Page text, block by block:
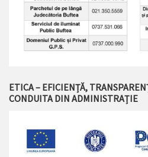
ETICA – EFICIENȚĂ,
CONDUITA DIN ADMINISTRAȚIE